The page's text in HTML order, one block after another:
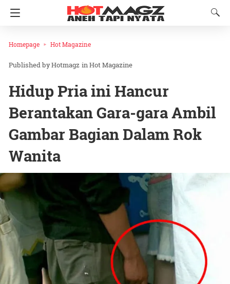
Homepage Hot Magazine
Hotmagz inHot Magazine
Hidup Pria ini Hancur
Berantakan Gara-gara Ambil
Gambar Bagian Dalam Rok
Wanita